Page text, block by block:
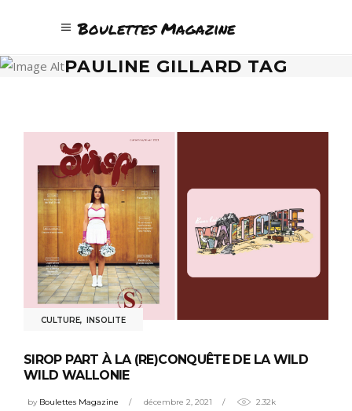
Boulettes Magazine
PAULINE GILLARD TAG
CULTURE, INSOLITE
SIROP PART À LA (RE)CONQUÊTE DE LA WILD
WILD WALLONIE
by Boulettes Magazine décembre 2, 2021 2.32k